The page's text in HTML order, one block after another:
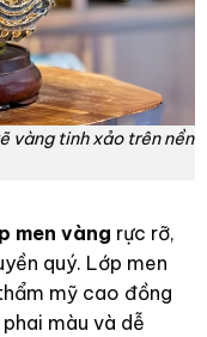
vàng tinh xảo trên nền
men vàng rực rỡ,
quý. Lớp men
mỹ cao đồng
màu và dễ